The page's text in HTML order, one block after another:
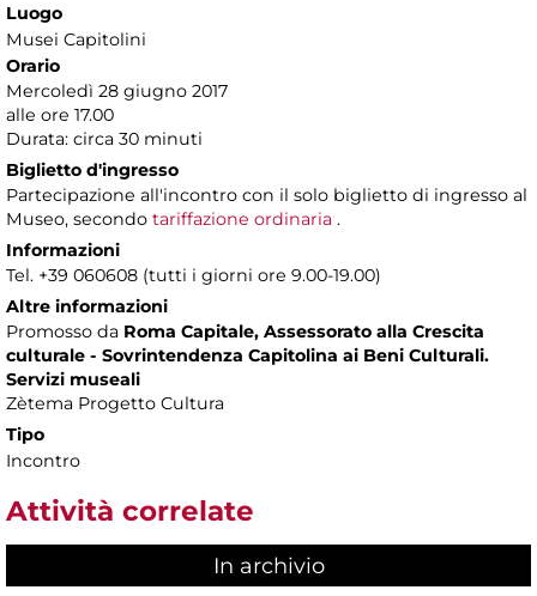
Luogo
Musei Capitolini
Orario
Mercoledì 28 giugno 2017
alle ore 17.00
Durata: circa 30 minuti
Biglietto d'ingresso
Partecipazione all'incontro con il solo biglietto di ingresso al
Museo, secondo tariffazione ordinaria .
Informazioni
Tel. +39 060608 (tutti i giorni ore 9.00-19.00)
Altre informazioni
Promosso da Roma Capitale, Assessorato alla Crescita
culturale - Sovrintendenza Capitolina ai Beni Culturali.
Servizi museali
Zètema Progetto Cultura
Tipo
Incontro
Attività correlate
In archivio